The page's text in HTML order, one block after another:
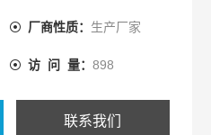
域覆盖电力、水利、交通、
厂商性质： 生产厂家
访 问 量： 898
联系我们